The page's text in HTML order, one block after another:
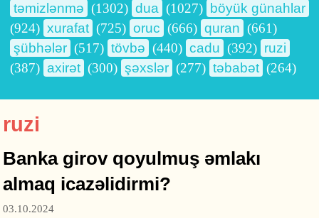
təmizlənmə (1302) dua (1027)
böyük günahlar
(924) xurafat (725) oruc (666) quran (661)
şübhələr (517) tövbə (440) cadu (392) ruzi
(387) axirət (300) şəxslər (277) təbabət (264)
ruzi
Banka girov qoyulmuş əmlakı
almaq icazəlidirmi?
03.10.2024